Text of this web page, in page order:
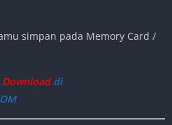
simpan pada Memory Card /
Downloaddi